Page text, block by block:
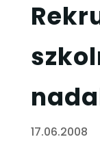
17.06.2008